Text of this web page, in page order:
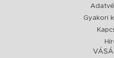
Gyakori